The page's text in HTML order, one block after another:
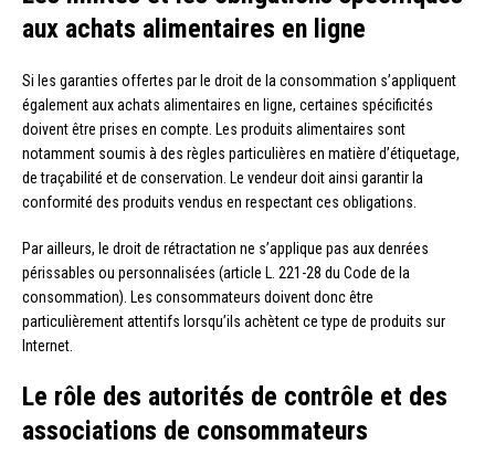
aux achats alimentaires en ligne
Si les garanties offertes par le droit de la consommation s’appliquent
également aux achats alimentaires en ligne, certaines spécificités
doivent être prises en compte. Les produits alimentaires sont
notamment soumis à des règles particulières en matière d’étiquetage,
de traçabilité et de conservation. Le vendeur doit ainsi garantir la
conformité des produits vendus en respectant ces obligations.
Par ailleurs, le droit de rétractation ne s’applique pas aux denrées
périssables ou personnalisées (article L. 221-28 du Code de la
consommation). Les consommateurs doivent donc être
particulièrement attentifs lorsqu’ils achètent ce type de produits sur
Internet.
Le rôle des autorités de contrôle et des
associations de consommateurs